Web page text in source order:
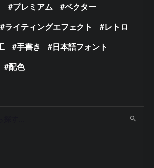
プレミアム
ベクター
ライティングエフェクト
レトロ
手書き
日本語フォント
配色